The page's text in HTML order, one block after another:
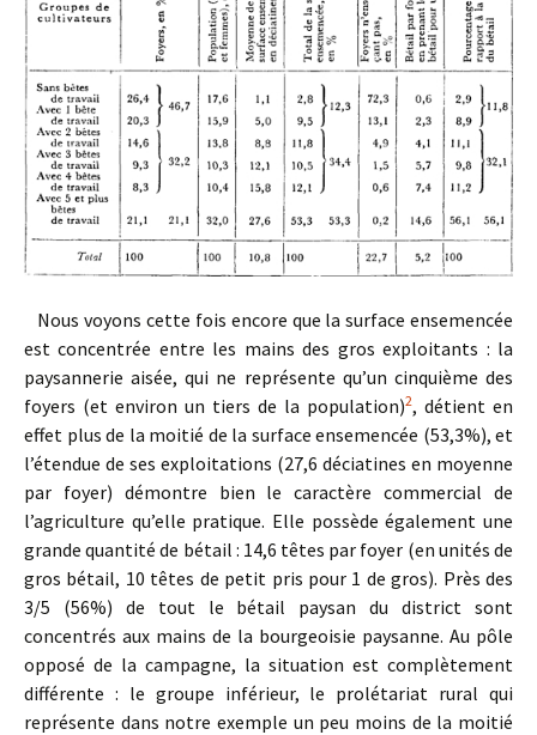
Nous voyons cette fois encore que la surface ensemencée
est concentrée entre les mains des gros exploitants : la
paysannerie aisée, qui ne représente qu’un cinquième des
foyers (et environ un tiers de la population)2, détient en
effet plus de la moitié de la surface ensemencée (53,3%), et
l’étendue de ses exploitations (27,6 déciatines en moyenne
par foyer) démontre bien le caractère commercial de
l’agriculture qu’elle pratique. Elle possède également une
grande quantité de bétail : 14,6 têtes par foyer (en unités de
gros bétail, 10 têtes de petit pris pour 1 de gros). Près des
3/5 (56%) de tout le bétail paysan du district sont
concentrés aux mains de la bourgeoisie paysanne. Au pôle
opposé de la campagne, la situation est complètement
différente : le groupe inférieur, le prolétariat rural qui
représente dans notre exemple un peu moins de la moitié